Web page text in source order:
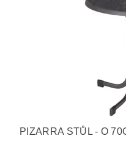
PIZARRA STŮL - O